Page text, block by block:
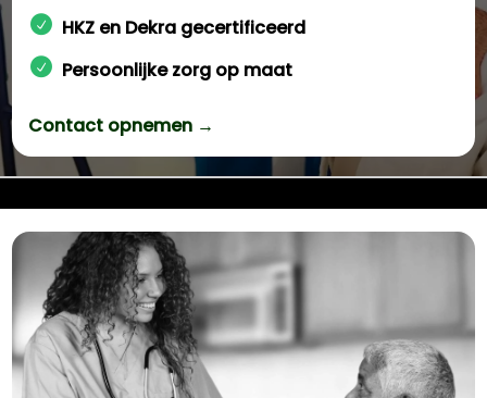
HKZ en Dekra gecertificeerd
Persoonlijke zorg op maat
Contact opnemen →